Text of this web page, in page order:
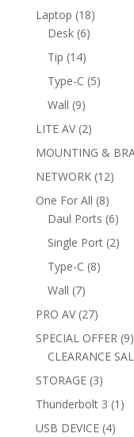
Laptop 1818
Desk 66
Tip 1414
products
Type-C 55
Wall 99
products
LITE AV 22
products
MOUNTING &
NETWORK 1212
One For All 88
Daul Ports 66
Single Port 22
Type-C 88
Wall 77
products
PRO AV 2727
products
SPECIAL OFFER 99
CLEARANCE
STORAGE 33
Thunderbolt 3 1 1
USB DEVICE 44